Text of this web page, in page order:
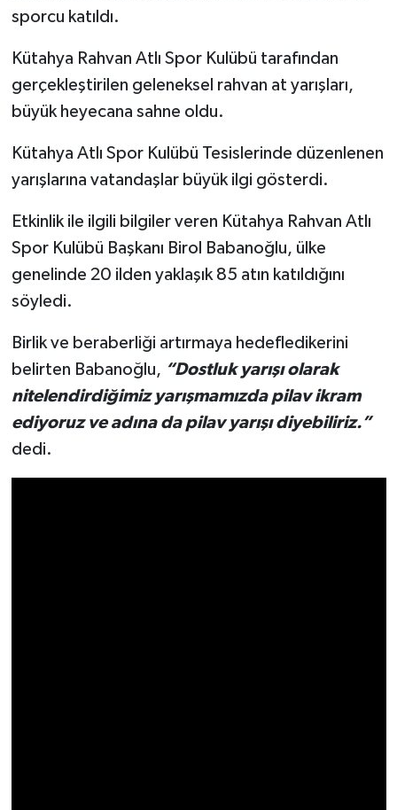
sporcu katıldı.
Kütahya Rahvan Atlı Spor Kulübü tarafından
gerçekleştirilen geleneksel rahvan at yarışları,
büyük heyecana sahne oldu.
Kütahya Atlı Spor Kulübü Tesislerinde düzenlenen
yarışlarına vatandaşlar büyük ilgi gösterdi.
Etkinlik ile ilgili bilgiler veren Kütahya Rahvan Atlı
Spor Kulübü Başkanı Birol Babanoğlu, ülke
genelinde 20 ilden yaklaşık 85 atın katıldığını
söyledi.
Birlik ve beraberliği artırmaya hedefledikerini
belirten Babanoğlu, “Dostluk yarışı olarak
nitelendirdiğimiz yarışmamızda pilav ikram
ediyoruz ve adına da pilav yarışı diyebiliriz.”
dedi.
Hisarcık
İlçeler
Köşe Yazıları
Kültür Sanat
Magazin
Otomobil
Politika
Resmi İlan